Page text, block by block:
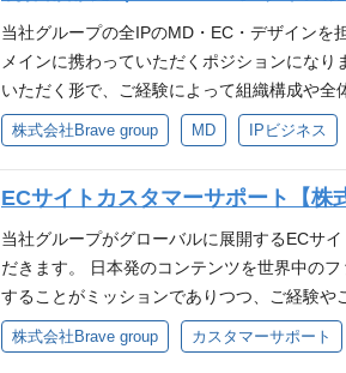
・新しい挑戦に積極的で、主体性を持って行
を大切にできる方 参考 ❐ポジションがマッ
自分のアイデアで企画やIPを育てたい ・対
やディレクターとしてキャリアアップした
を想定しています。 ❐面接官について ▼1次
avegroup.co.jp/ip-solution/6293/
続的な成長を支える仕組みづくりにも注力し
も進めており、多様な領域での成長機会が
よび事業計画の策定 市場調査・競合分析・
折衝・調整 プロジェクトマネジメント（進
善施策の立案 グローバル展開を見据えた商
な環境 └18のグループ会社を持つ環境で、
ケット └VTuber事業を含むデジタルエンタ
過去の製造実績 必須スキル 商品の生産・製
味・関心 Photoshop / illustratorでの業務経
業務、デザイン経験 PdM経験 VTuberなど
pのパーパス『世界に、日本の冒険心を』・
当社グループの全IPのMD・EC・デザインを
メインに携わっていただくポジションにな
いただく形で、ご経験によって組織構成や
貢献できるポジションです。 仕事内容 メン
など） 市場分析 自社キャラクターを用いた
築・運用 クリエイティブ監修 必須要件 予実
以上） ※クリエイターマネジメント経験があ
ニメ、マンガ、ゲーム、VTuber、ライブ、
監修経験 販売促進企画の立案・実行経験 グ
る人物像 Brave groupのパーパス『世界に、
ぬけ』を一緒に体現できる方 自発的な貢献
誤をしながら自己成長を実感したい方 自身
株式会社Brave group MD IPビジネス
ECサイトカスタマーサポート【株
当社グループがグローバルに展開するECサ
だきます。 日本発のコンテンツを世界中の
することがミッションでありつつ、ご経験
ームの立ち上げからマネジメントまで担って
チャットによるカスタマーサポート対応（配
株式会社Brave group カスタマーサポート